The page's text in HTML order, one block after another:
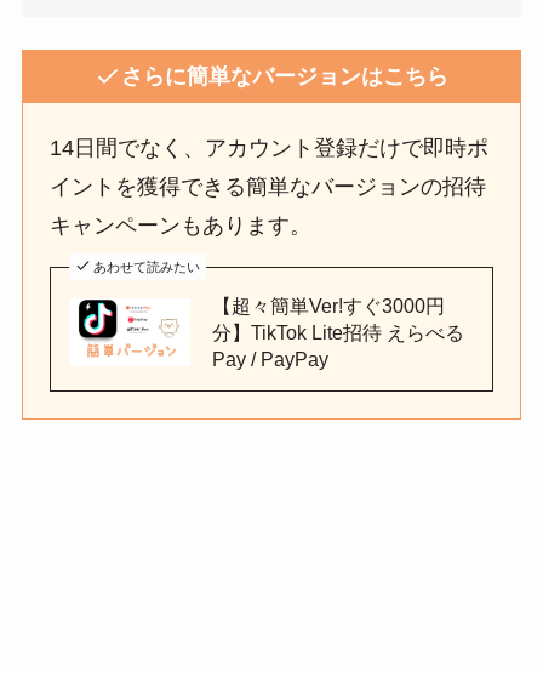
さらに簡単なバージョンはこちら
14日間でなく、アカウント登録だけで即時ポ
イントを獲得できる簡単なバージョンの招待
キャンペーンもあります。
あわせて読みたい
【超々簡単Ver!すぐ3000円
分】TikTok Lite招待 えらべる
Pay / PayPay